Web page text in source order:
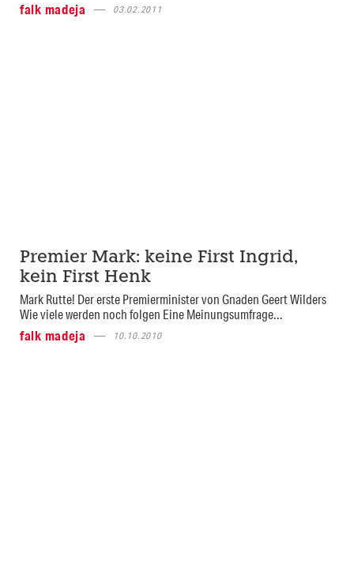
falk madeja
03.02.2011
Premier Mark: keine First Ingrid,
kein First Henk
Mark Rutte! Der erste Premierminister von Gnaden Geert Wilders
Wie viele werden noch folgen Eine Meinungsumfrage...
falk madeja
10.10.2010